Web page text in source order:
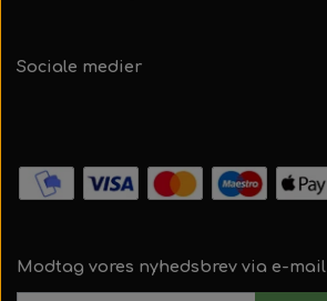
Sociale medier
Modtag vores nyhedsbrev via e-mail